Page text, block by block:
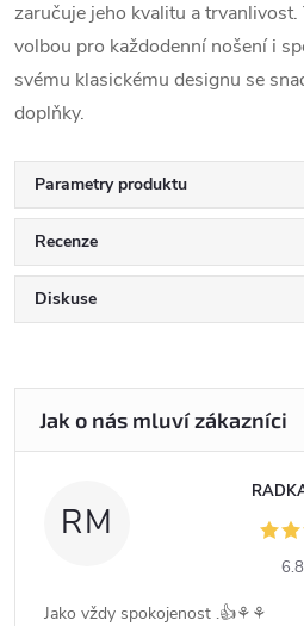
zaručuje jeho kvalitu a
volbou pro každodenní nošení i
svému klasickému designu se
doplňky.
Parametry produktu
Recenze
Diskuse
RM
Jako vždy spokojenost .👍⚘️⚘️